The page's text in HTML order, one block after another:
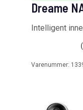
Dreame
Intelligent
Varenummer: